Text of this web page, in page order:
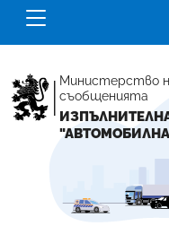
Министерство
съобщенията